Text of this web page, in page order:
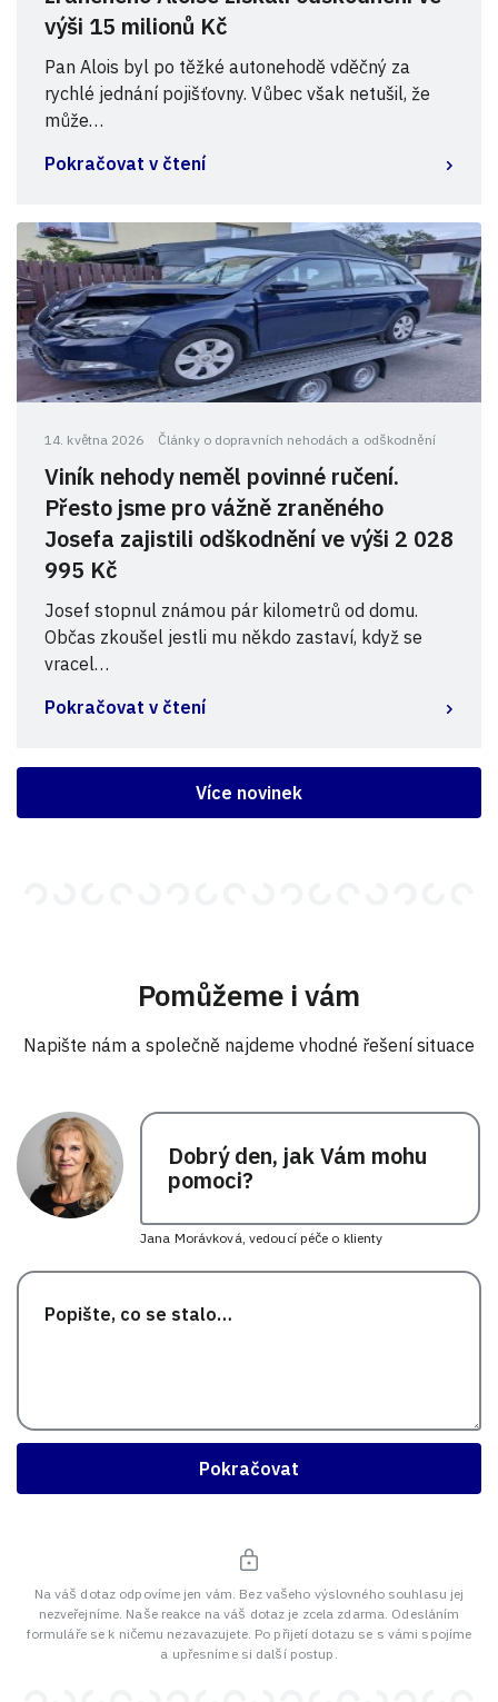
výši 15 milionů Kč
Pan Alois byl po těžké autonehodě vděčný za
rychlé jednání pojišťovny. Vůbec však netušil, že
může…
Pokračovat v čtení
14. května 2026 Články o dopravních nehodách a odškodnění
Viník nehody neměl povinné ručení.
Přesto jsme pro vážně zraněného
Josefa zajistili odškodnění ve výši 2 028
995 Kč
Josef stopnul známou pár kilometrů od domu.
Občas zkoušel jestli mu někdo zastaví, když se
vracel…
Pokračovat v čtení
Více novinek
Pomůžeme i vám
Napište nám a společně najdeme vhodné řešení situace
Dobrý den, jak Vám mohu
pomoci?
Jana Morávková, vedoucí péče o klienty
Pokračovat
Na váš dotaz odpovíme jen vám. Bez vašeho výslovného souhlasu jej
nezveřejníme. Naše reakce na váš dotaz je zcela zdarma. Odesláním
formuláře se k ničemu nezavazujete. Po přijetí dotazu se s vámi spojíme
a upřesníme si další postup.